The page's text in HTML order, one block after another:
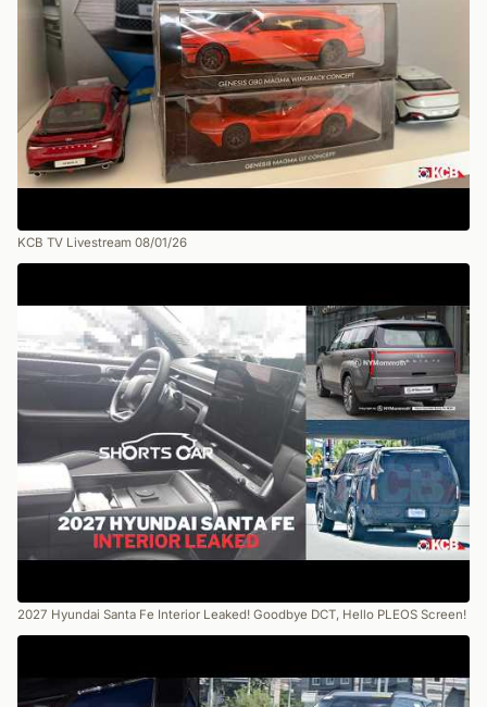
KCB TV Livestream 08/01/26
2027 Hyundai Santa Fe Interior Leaked! Goodbye DCT, Hello PLEOS Screen!